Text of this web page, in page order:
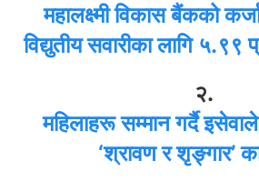
महालक्ष्मी विकास बैंकको
विद्युतीय सवारीका लागि ५.९९
२.
महिलाहरू सम्मान गर्दै
‘श्रावण र शृङ्गार’